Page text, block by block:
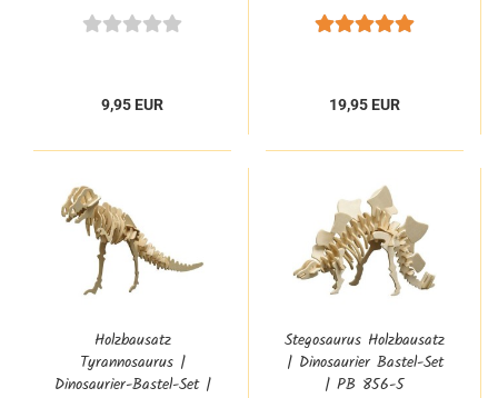
9,95 EUR 19,95 EUR
Holzbausatz
Tyrannosaurus |
Dinosaurier-Bastel-Set |
Stegosaurus Holzbausatz
| Dinosaurier Bastel-Set
| PB 856-5